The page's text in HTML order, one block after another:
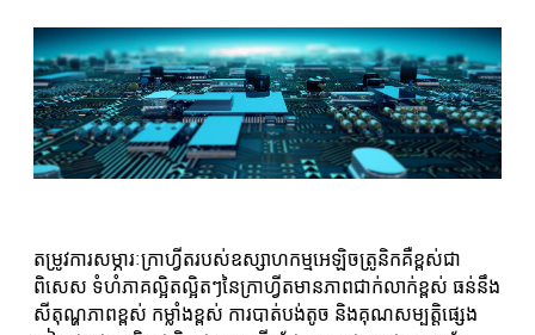
តម្រូវការសម្ភារៈក្រាហ្វីតរបស់ឧស្សាហកម្មអេឡិចត្រូនិកគឺខ្ពស់ជា
ពិសេស ទំហំភាគល្អិតល្អិតៗនៃក្រាហ្វីតមានភាពជាក់លាក់ខ្ពស់ ធន់នឹង
សីតុណ្ហភាពខ្ពស់ កម្លាំងខ្ពស់ ការបាត់បង់តូច និងគុណសម្បត្តិផ្សេង